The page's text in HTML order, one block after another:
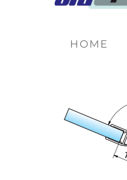
HOME